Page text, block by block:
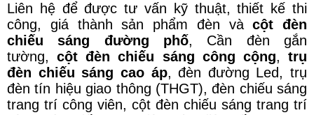
Liên hệ để được tư vấn kỹ thuật, thiết kế thi
công, giá thành sản phẩm đèn vàcột đèn
chiếu sáng đường phố, Cần đèn gắn
tường,cột đèn chiếu sáng công cộng,trụ
đèn chiếu sáng cao áp, đèn đường Led, trụ
đèn tín hiệu giao thông (THGT), đèn chiếu sáng
trang trí công viên, cột đèn chiếu sáng trang trí